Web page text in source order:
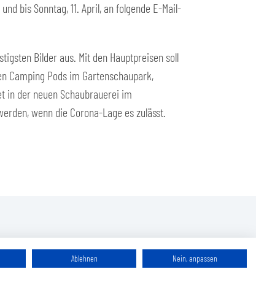
bis Sonntag, 11. April, an folgende E-Mail-
Bilder aus. Mit den Hauptpreisen soll
Camping Pods im Gartenschaupark,
in der neuen Schaubrauerei im
wenn die Corona-Lage es zulässt.
Ablehnen Nein, anpassen